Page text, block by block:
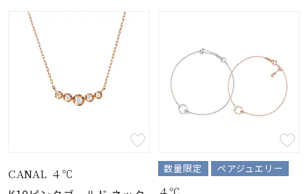
CANAL ４℃
数量限定 ペアジュエリー